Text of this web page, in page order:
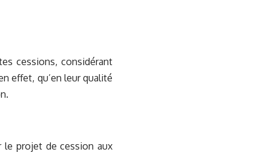
cessions, considérant
effet, qu’en leur qualité
le projet de cession aux